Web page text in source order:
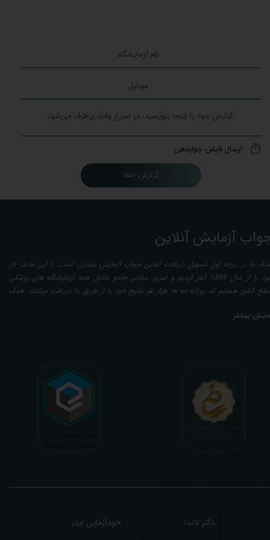
گزارش خطا
ارسال قبض جوابدهی
آزمایش آنلاین
ما در درجه اول تسهیل دریافت آنلاین جواب آزمایش بیماران است. با این هدف کار
خود را از سال 1399 آغاز کردیم و امروز، سایتی جامع شامل همه آزمایشگاه های پزشکی
کشور هستیم که روزانه ده ها هزار نفر نتایج خود را از طریق ما دریافت میکنند. هدف
با تایید و مهر پزشک متخصص) میباشد. رسالت ما در تفسیر، استخراج حداکثر
بیمه ها، افزایش تمایل افراد به انجام آزمایش (با دریافت اطلاعاتی دقیقتر، کاربردی، قابل
و شخصی سازی شده) میگردد. تا درنهایت به جامعه ای سالم تر برای تبدیل شدن به
پیشرفته (دیر و زود داره سوخت و سوز نداره...) برسیم. قابل ذکر است که جواب
آنلاین به نتایج هیچ یک از کاربران بصورت مستقیم دسترسی ندارد و موارد تفسیر نیز
با درخواست و ارسال خود کاربر انجام میگیرد و ما تابع اصول اخلاق پزشکی و حرفه ای
بیشتر
دکتر لاندا خودآزمایی ایدز